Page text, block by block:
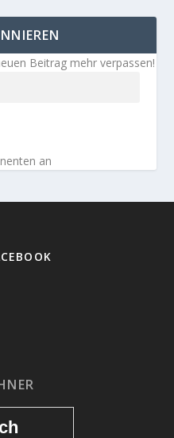
Beitrag mehr verpassen!
an